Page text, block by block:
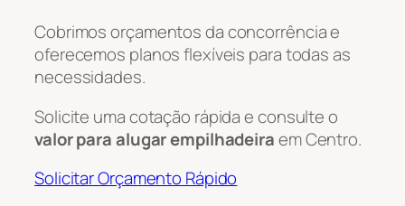
Cobrimos orçamentos da concorrência e
oferecemos planos flexíveis para todas as
necessidades.
Solicite uma cotação rápida e consulte o
valor para alugar empilhadeiraem Centro.
Solicitar Orçamento Rápido